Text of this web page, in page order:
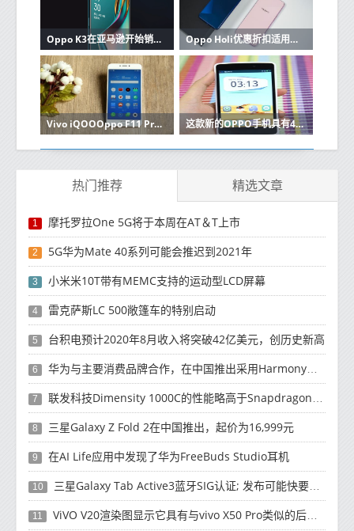
Oppo K3在亚马逊开始销售利用高达7050卢比的优惠 Oppo Holi优惠折扣适用于Oppo A5和A7
Vivo iQOOOppo F11 Pro和魅族Note 9将于下个月推出 这款新的OPPO手机具有48兆像素非常适合专业摄影
热门推荐 精选文章
1 摩托罗拉One 5G将于本周在AT＆T上市
2 5G华为Mate 40系列可能会推迟到2021年
3 小米米10T带有MEMC支持的运动型LCD屏幕
4 雷克萨斯LC 500敞篷车的特别启动
5 台积电预计2020年8月收入将突破42亿美元，创历史新高
6 华为与主要消费品牌合作，在中国推出采用HarmonyOS 2.0的智能家居产品
7 联发科技Dimensity 1000C的性能略高于Snapdragon 765G
8 三星Galaxy Z Fold 2在中国推出，起价为16,999元
9 在AI Life应用中发现了华为FreeBuds Studio耳机
10 三星Galaxy Tab Active3蓝牙SIG认证; 发布可能快要结束了
11 ViVO V20渲染图显示它具有与vivo X50 Pro类似的后部设计